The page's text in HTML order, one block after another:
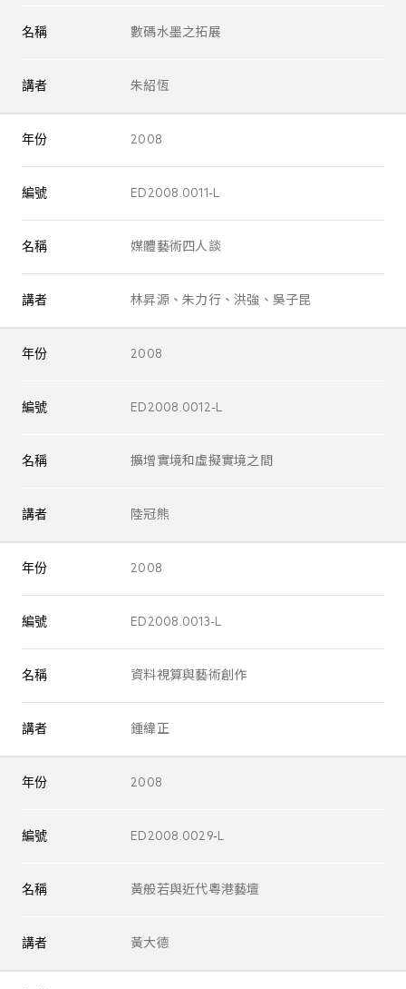
名稱 數碼水墨之拓展
講者 朱紹恆
年份 2008
編號 ED2008.0011-L
名稱 媒體藝術四人談
講者 林昇源、朱力行、洪強、吳子昆
年份 2008
編號 ED2008.0012-L
名稱 擴增實境和虛擬實境之間
講者 陸冠熊
年份 2008
編號 ED2008.0013-L
名稱 資料視算與藝術創作
講者 鍾緯正
年份 2008
編號 ED2008.0029-L
名稱 黃般若與近代粵港藝壇
講者 黃大德